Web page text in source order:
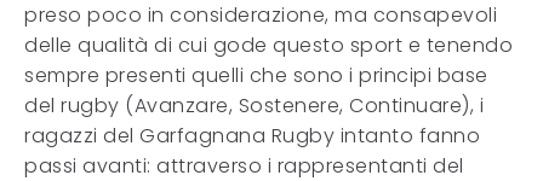
preso poco in considerazione, ma consapevoli
delle qualità di cui gode questo sport e tenendo
sempre presenti quelli che sono i principi base
del rugby (Avanzare, Sostenere, Continuare), i
ragazzi del Garfagnana Rugby intanto fanno
passi avanti: attraverso i rappresentanti del